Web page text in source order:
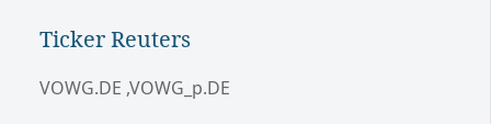
Ticker Reuters
VOWG.DE ,VOWG_p.DE